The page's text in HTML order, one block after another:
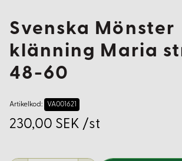
Svenska Mönster
klänning Maria
48-60
Artikelkod: VA001621
230,00 SEK /st